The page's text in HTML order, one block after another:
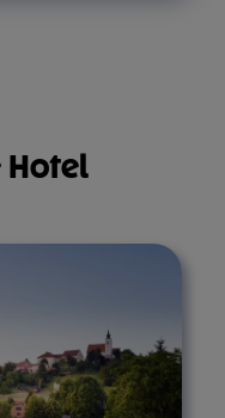
Hotel